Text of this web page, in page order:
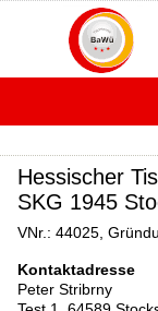
Hessischer
SKG 1945
VNr.: 44025,
Kontaktadresse
Peter Stribrny